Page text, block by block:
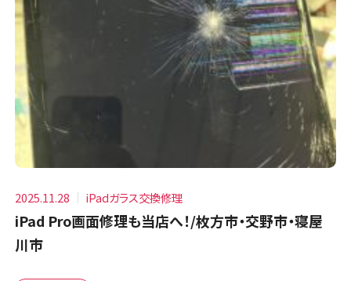
2025.11.28 iPadガラス交換修理
iPad Pro画面修理も当店へ！/枚方市・交野市・寝屋
川市